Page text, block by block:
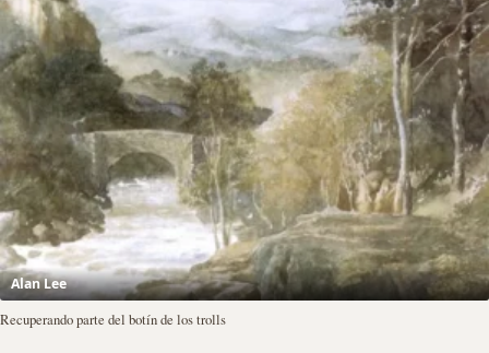
Alan Lee
Recuperando parte del botín de los trolls